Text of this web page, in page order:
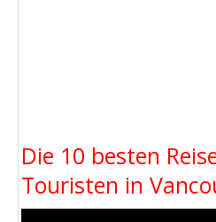
Die 10 besten
Touristen in